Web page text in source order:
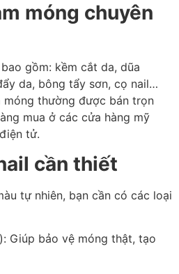
móng chuyên
gồm: kềm cắt da, dũa
da, bông tẩy sơn, cọ nail…
móng thường được bán trọn
mua ở các cửa hàng mỹ
tử.
cần thiết
tự nhiên, bạn cần có các loại
Giúp bảo vệ móng thật, tạo